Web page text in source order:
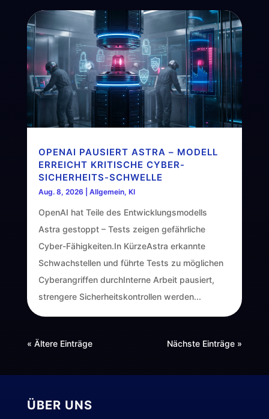
OPENAI PAUSIERT ASTRA – MODELL
ERREICHT KRITISCHE CYBER-
SICHERHEITS-SCHWELLE
Aug. 8, 2026 Allgemein, KI
OpenAI hat Teile des Entwicklungsmodells
Astra gestoppt – Tests zeigen gefährliche
Cyber-Fähigkeiten.In KürzeAstra erkannte
Schwachstellen und führte Tests zu möglichen
Cyberangriffen durchInterne Arbeit pausiert,
strengere Sicherheitskontrollen werden...
« Ältere Einträge Nächste Einträge »
ÜBER UNS